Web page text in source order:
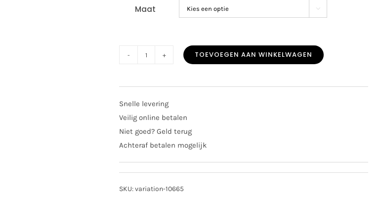
Maat 
met
strik
nude
2482/1
aantal
TOEVOEGEN AAN WINKELWAGEN
Snelle levering
Veilig online betalen
Niet goed? Geld terug
Achteraf betalen mogelijk
SKU:variation-10665